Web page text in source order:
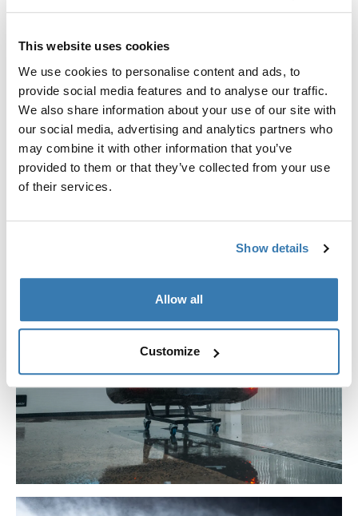
This website uses cookies
We use cookies to personalise content and ads, to
provide social media features and to analyse our traffic.
We also share information about your use of our site with
our social media, advertising and analytics partners who
may combine it with other information that you’ve
provided to them or that they’ve collected from your use
of their services.
Show details
Allow all
Customize
나 잘 보호하는지 확인합니다.
마모 시뮬레이션
캐리어의 내구성과 장기적인 성능을 평가하기 위해 시간
경과에 따른 상태를 점검하는 특수 테스트입니다.
환경 노출 테스트
실제 사용 중 겪을 수 있는 다양한 조건에서의 성능을 평가
하기 위해, 캐리어를 극심한 고온, 저온, 습기, 자외선 및 화